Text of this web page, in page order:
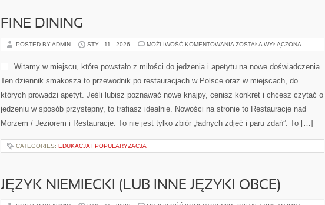
FINE DINING
POSTED BY ADMIN STY - 11 - 2026 MOŻLIWOŚĆ KOMENTOWANIA FINE
ZOSTAŁA WYŁĄCZONA
Witamy w miejscu, które powstało z miłości do jedzenia i apetytu na nowe doświadczenia.
Ten dziennik smakosza to przewodnik po restauracjach w Polsce oraz w miejscach, do
których prowadzi apetyt. Jeśli lubisz poznawać nowe knajpy, cenisz konkret i chcesz czytać o
jedzeniu w sposób przystępny, to trafiasz idealnie. Nowości na stronie to Restauracje nad
Morzem / Jeziorem i Restauracje. To nie jest tylko zbiór „ładnych zdjęć i paru zdań”. To […]
CATEGORIES: EDUKACJA I POPULARYZACJA
JĘZYK NIEMIECKI (LUB INNE JĘZYKI OBCE)